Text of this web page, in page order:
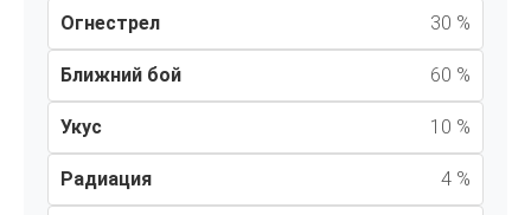
Огнестрел 30 %
Ближний бой 60 %
Укус 10 %
Радиация 4 %